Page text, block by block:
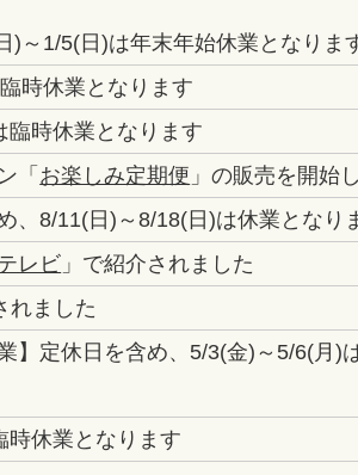
)～1/5(日)は年末年始休業となりま
時休業となります
臨時休業となります
「 お楽しみ定期便 」の販売を開始
、8/11(日)～8/18(日)は休業となり
レビ 」で紹介されました
れました
】定休日を含め、5/3(金)～5/6(月)
時休業となります